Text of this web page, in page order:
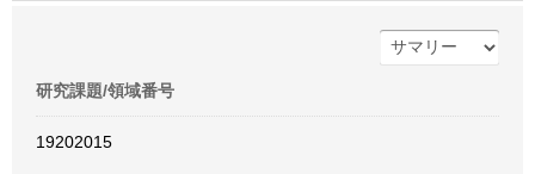
研究課題/領域番号
19202015